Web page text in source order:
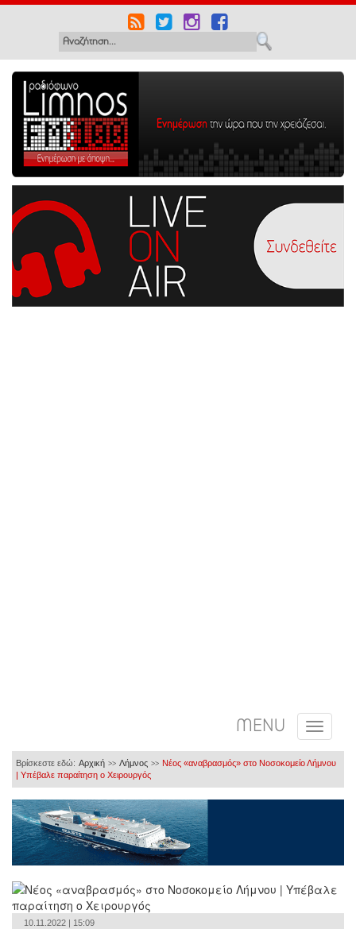
MENU
Βρίσκεστε εδώ: Αρχική >> Λήμνος >> Νέος «αναβρασμός» στο Νοσοκομείο Λήμνου
| Υπέβαλε παραίτηση ο Χειρουργός
10.11.2022 | 15:09